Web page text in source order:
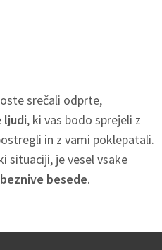
srečali odprte,
ljudi, ki vas bodo sprejeli z
in z vami poklepatali.
situaciji, je vesel vsake
besede.